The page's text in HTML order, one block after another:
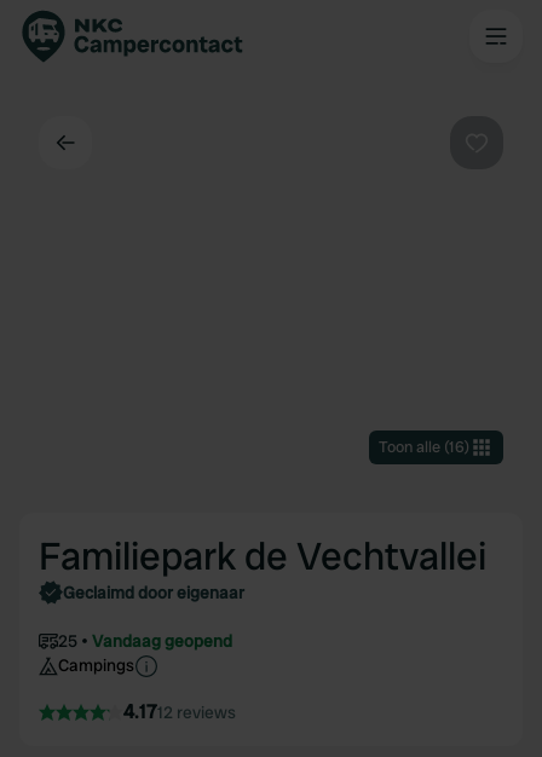
Toon alle(16)
Familiepark de Vechtvallei
Geclaimd door eigenaar
25
Vandaag geopend
Campings
4.1712 reviews